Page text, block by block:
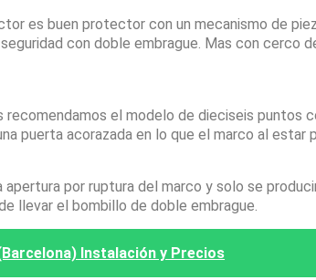
es buen protector con un mecanismo de
con doble embrague. Mas con cerco
recomendamos el modelo de dieciseis puntos
puerta acorazada en lo que el marco al estar
por ruptura del marco y solo se
llevar el bombillo de doble embrague.
Instalación y Precios